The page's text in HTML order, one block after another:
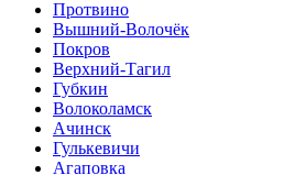
Протвино
Вышний-Волочёк
Покров
Верхний-Тагил
Губкин
Волоколамск
Ачинск
Гулькевичи
Агаповка